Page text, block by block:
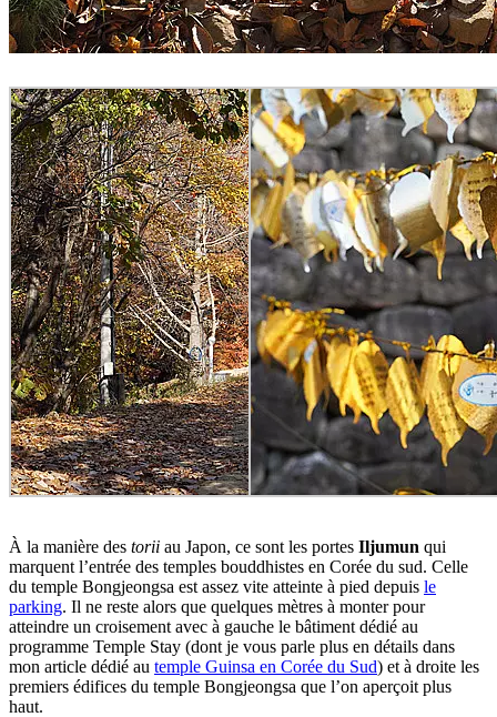
À la manière des torii au Japon, ce sont les portes Iljumun qui
marquent l’entrée des temples bouddhistes en Corée du sud. Celle
du temple Bongjeongsa est assez vite atteinte à pied depuis le
parking. Il ne reste alors que quelques mètres à monter pour
atteindre un croisement avec à gauche le bâtiment dédié au
programme Temple Stay (dont je vous parle plus en détails dans
mon article dédié au temple Guinsa en Corée du Sud) et à droite les
premiers édifices du temple Bongjeongsa que l’on aperçoit plus
haut.